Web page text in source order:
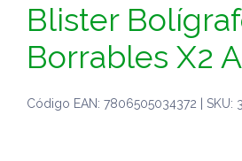
Blister
Borrables X2
Código EAN: 7806505034372 | SKU: